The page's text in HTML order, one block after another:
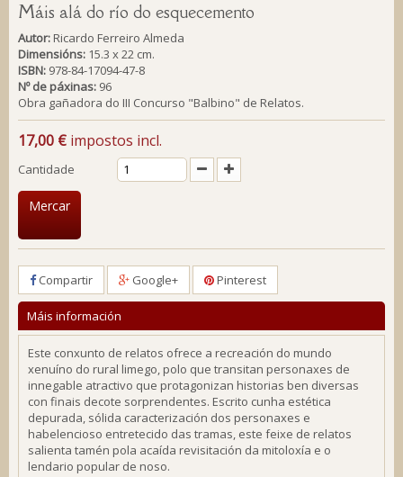
Máis alá do río do esquecemento
Autor: Ricardo Ferreiro Almeda
Dimensións: 15.3 x 22 cm.
ISBN: 978-84-17094-47-8
Nº de páxinas: 96
Obra gañadora do III Concurso "Balbino" de Relatos.
17,00 € impostos incl.
Cantidade
Mercar
Compartir Google+ Pinterest
Máis información
Este conxunto de relatos ofrece a recreación do mundo
xenuíno do rural limego, polo que transitan personaxes de
innegable atractivo que protagonizan historias ben diversas
con finais decote sorprendentes. Escrito cunha estética
depurada, sólida caracterización dos personaxes e
habelencioso entretecido das tramas, este feixe de relatos
salienta tamén pola acaída revisitación da mitoloxía e o
lendario popular de noso.